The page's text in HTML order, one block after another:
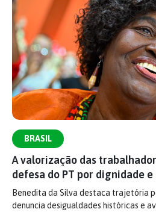
BRASIL
A valorização das
defesa do PT por dignidade
Benedita da Silva destaca trajetória
denuncia desigualdades históricas e